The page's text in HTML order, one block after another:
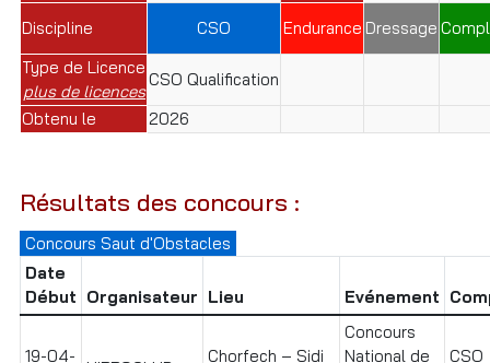
Discipline
CSO Endurance Dressage
Type de Licence
plus de licences
CSO Qualification
Obtenu le
2026
Résultats des concours :
Concours Saut d'Obstacles
Date
Début Organisateur Lieu Evénement
19-04-
Chorfech – Sidi
Concours
National de
CSO